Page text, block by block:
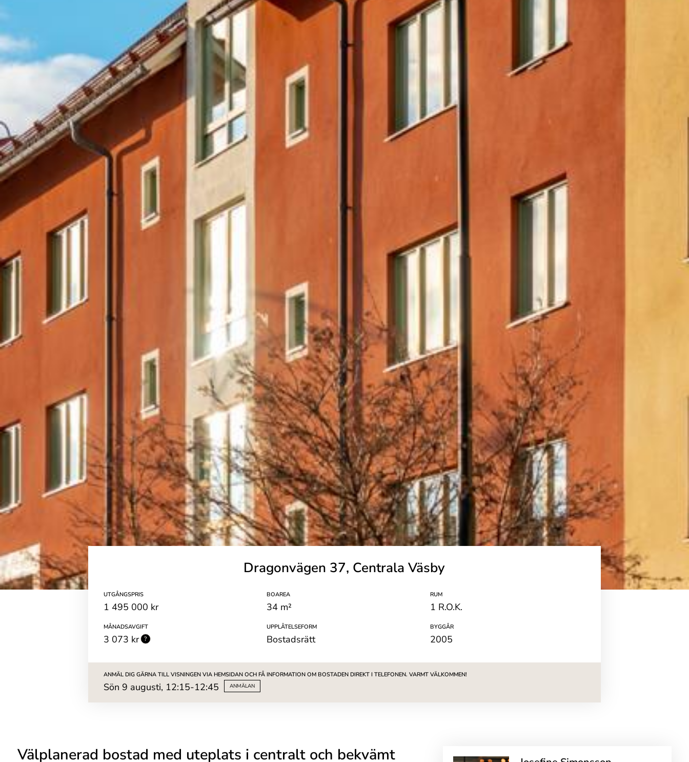
Dragonvägen 37, Centrala Väsby
UTGÅNGSPRIS
1 495 000 kr
BOAREA
34 m²
RUM
1 R.O.K.
MÅNADSAVGIFT
3 073 kr
UPPLÅTELSEFORM
Bostadsrätt
BYGGÅR
2005
ANMÄL DIG GÄRNA TILL VISNINGEN VIA HEMSIDAN OCH FÅ INFORMATION OM BOSTADEN DIREKT I TELEFONEN. VARMT VÄLKOMMEN!
sön 9 augusti, 12:15-12:45 ANMÄLAN
Välplanerad bostad med uteplats i centralt och bekvämt